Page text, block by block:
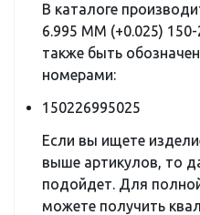
В каталоге
6.995 ММ (+0.025)
также быть
номерами:
150226995025
Если вы ищете
выше артикулов, то
подойдет. Для
можете получить